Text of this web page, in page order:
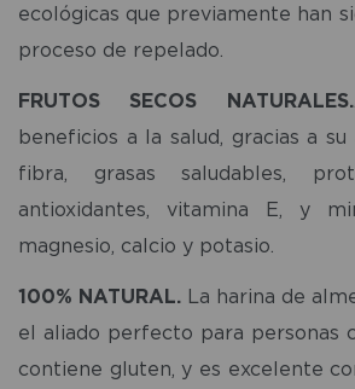
ecológicas que previamente han
proceso de repelado.
FRUTOS SECOS NATURALES.
beneficios a la salud, gracias a
fibra, grasas saludables,
antioxidantes, vitamina E, y
magnesio, calcio y potasio.
100% NATURAL. La harina de
el aliado perfecto para personas
contiene gluten, y es excelente